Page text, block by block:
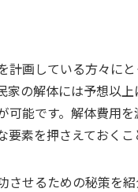
計画している方々に
家の解体には予想以
可能です。解体費用
素を押さえておくこ
させるための秘策を